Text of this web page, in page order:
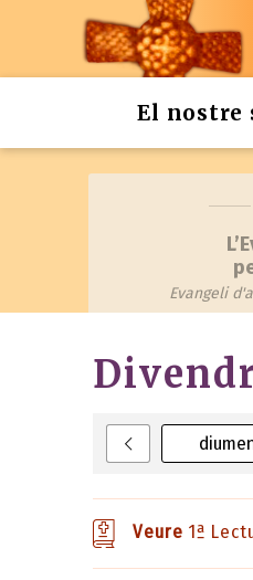
El nostre
Evangeli
Veure 1ª